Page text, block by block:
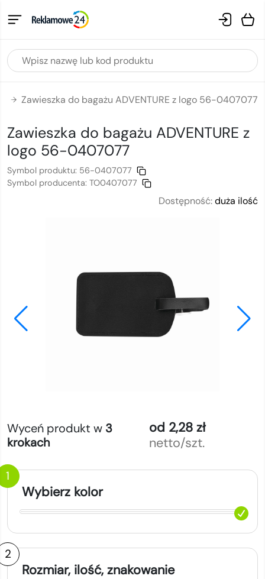
→ Zawieszka do bagażu ADVENTURE z logo 56-0407077
Zawieszka do bagażu ADVENTURE z
logo 56-0407077
Symbol produktu: 56-0407077
Symbol producenta: TO0407077
Dostępność:duża ilość
Wyceń produkt w 3
krokach
od 2,28 zł
netto/szt.
1
Wybierz kolor
2
Rozmiar, ilość, znakowanie